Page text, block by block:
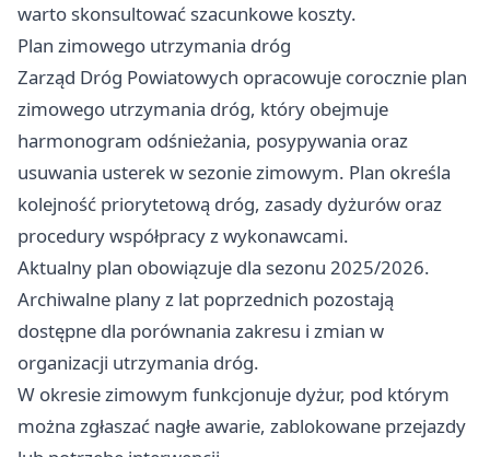
warto skonsultować szacunkowe koszty.
Plan zimowego utrzymania dróg
Zarząd Dróg Powiatowych opracowuje corocznie plan
zimowego utrzymania dróg, który obejmuje
harmonogram odśnieżania, posypywania oraz
usuwania usterek w sezonie zimowym. Plan określa
kolejność priorytetową dróg, zasady dyżurów oraz
procedury współpracy z wykonawcami.
Aktualny plan obowiązuje dla sezonu 2025/2026.
Archiwalne plany z lat poprzednich pozostają
dostępne dla porównania zakresu i zmian w
organizacji utrzymania dróg.
W okresie zimowym funkcjonuje dyżur, pod którym
można zgłaszać nagłe awarie, zablokowane przejazdy